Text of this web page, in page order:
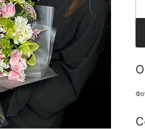
Я принимаю Политику
Правила использования
продаем ваши данные и